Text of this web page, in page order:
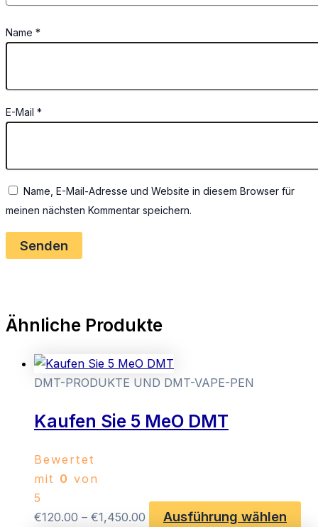
Name *
E-Mail *
Name, E-Mail-Adresse und Website in diesem Browser für
meinen nächsten Kommentar speichern.
Ähnliche Produkte
DMT-PRODUKTE UND DMT-VAPE-PEN
Kaufen Sie 5 MeO DMT
Bewertet
mit 0 von
5
€120.00 – €1,450.00 Preisspanne:
Ausführung wählen